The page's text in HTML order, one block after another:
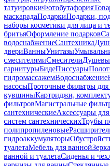
татуировкиФотобутафория
маскарадаПодаркиПодарки,
наборы косметики для лица и
бритьяОформление подарков
водоснабжениеСантехника
двериВанныУнитазы
смесителямиСмесители
гарнитурыБидеПиссуары
гидромассажемВодоснабжение
насосыПроточные фильтры
кувшиныКартриджи,
фильтровМагистральные
сантехническиеАксессуары
систем сантехническихТрубы
полипропиленовые
гидроаккумуляторы
туалетаМебель для ванной
ванной и туалетаСиденья и